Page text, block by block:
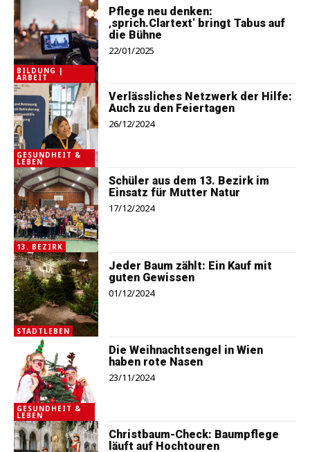
BILDUNG |
ARBEIT
Pflege neu denken:
‚sprich.Clartext‘ bringt Tabus auf
die Bühne
22/01/2025
GESUNDHEIT &
LEBEN
Verlässliches Netzwerk der Hilfe:
Auch zu den Feiertagen
26/12/2024
13. BEZIRK
Schüler aus dem 13. Bezirk im
Einsatz für Mutter Natur
17/12/2024
STADTLEBEN
Jeder Baum zählt: Ein Kauf mit
guten Gewissen
01/12/2024
GESUNDHEIT &
LEBEN
Die Weihnachtsengel in Wien
haben rote Nasen
23/11/2024
Christbaum-Check: Baumpflege
läuft auf Hochtouren